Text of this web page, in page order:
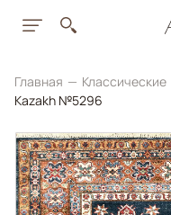
Главная Классические
Kazakh №5296